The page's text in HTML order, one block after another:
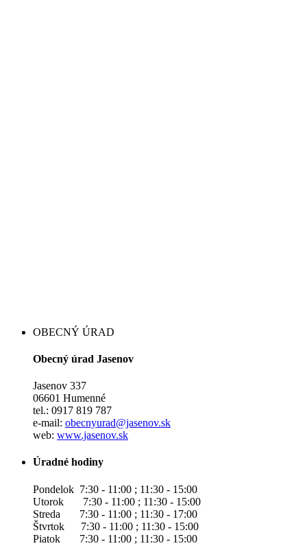
OBECNÝ ÚRAD
Obecný úrad Jasenov
Jasenov 337
06601 Humenné
tel.: 0917 819 787
e-mail: obecnyurad@jasenov.sk
web: www.jasenov.sk
Úradné hodiny
Pondelok 7:30 - 11:00 ; 11:30 - 15:00
Utorok 7:30 - 11:00 ; 11:30 - 15:00
Streda 7:30 - 11:00 ; 11:30 - 17:00
Štvrtok 7:30 - 11:00 ; 11:30 - 15:00
Piatok 7:30 - 11:00 ; 11:30 - 15:00